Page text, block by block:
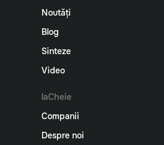
Noutăți
Blog
Sinteze
Video
laCheie
Companii
Despre noi